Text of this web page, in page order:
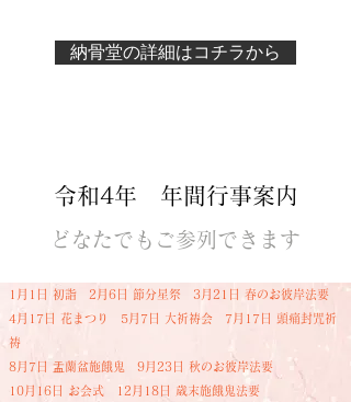
納骨堂の詳細はコチラから
令和4年 年間行事案内
どなたでもご参列できます
​1月1日 初詣 2月6 日 節分星祭 3月21日 春のお彼岸法要
4月17 日 花まつり 5月7日 大祈祷会 7月17日 頭痛封咒祈
祷
8月7日 盂蘭盆施餓鬼
9月23日 秋のお彼岸法要
10月16 日 お会式 12月18日 歳末施餓鬼法要